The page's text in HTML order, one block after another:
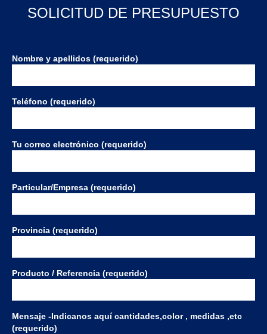
SOLICITUD DE PRESUPUESTO
Nombre y apellidos (requerido)
Teléfono (requerido)
Tu correo electrónico (requerido)
Particular/Empresa (requerido)
Provincia (requerido)
Producto / Referencia (requerido)
Mensaje -Indicanos aquí cantidades,color , medidas ,etc
(requerido)